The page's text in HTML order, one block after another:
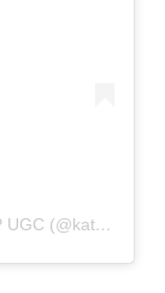
Допис, поширений КатеринаФУДБЛОГЕР‍ UGC (@katia_cooking_)